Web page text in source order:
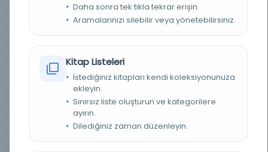
Türkçe
DEMIRBAŞ NUMARASI OCLC: 367235060
Daha sonra tek tıkla tekrar erişin.
Aramalarınızı silebilir veya yönetebilirsiniz.
Kitap Listeleri
İstediğiniz kitapları kendi koleksiyonunuza
ekleyin.
Sınırsız liste oluşturun ve kategorilere
ayırın.
Dilediğiniz zaman düzenleyin.